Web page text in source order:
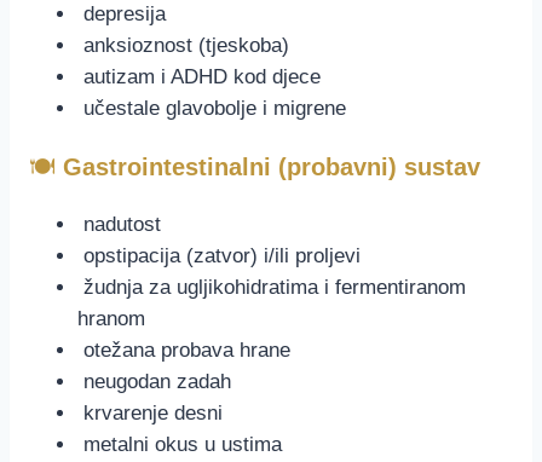
depresija
anksioznost (tjeskoba)
autizam i ADHD kod djece
učestale glavobolje i migrene
🍽️ Gastrointestinalni (probavni) sustav
nadutost
opstipacija (zatvor) i/ili proljevi
žudnja za ugljikohidratima i fermentiranom
hranom
otežana probava hrane
neugodan zadah
krvarenje desni
metalni okus u ustima